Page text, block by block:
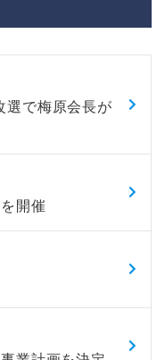
選で梅原会長が
開催